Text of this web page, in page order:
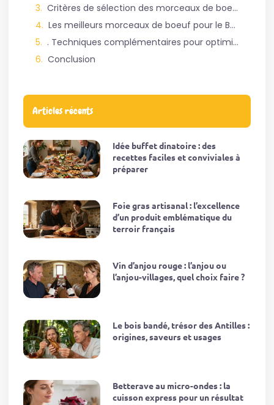
Critères de sélection des morceaux de boeuf
Les meilleurs morceaux de boeuf pour le Baeckeoffe
. Techniques complémentaires pour optimiser le plat
Conclusion
Articles récents
Idée buffet dinatoire : des
recettes faciles et conviviales à
préparer
Foie gras artisanal : l’excellence
d’un produit emblématique du
terroir français
Vin d’anjou rouge : l’anjou ou
l’anjou-villages, quel choix faire ?
Le bois bandé, trésor des Antilles :
origines, saveurs et usages
Betterave au micro-ondes : la
cuisson express pour un résultat